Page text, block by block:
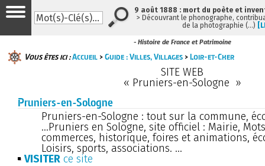
- Histoire de France et Patrimoine
Vous êtes ici :Accueil >Guide : Villes, Villages >Loir-et-Cher
SITE WEB
« Pruniers-en-Sologne »
Pruniers-en-Sologne
Pruniers-en-Sologne : tout sur la commune,
...Pruniers en Sologne, site officiel : Mairie,
commerces, historique, foires et animations,
Loisirs, sports, associations. ...
VISITER ce site
9 août 1888 : mort du poète et
> Découvrant le phonographe,
de la photographie (…)